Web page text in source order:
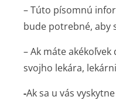
– Túto písomnú
bude potrebné, aby
– Ak máte
svojho lekára,
-Ak sa u vás